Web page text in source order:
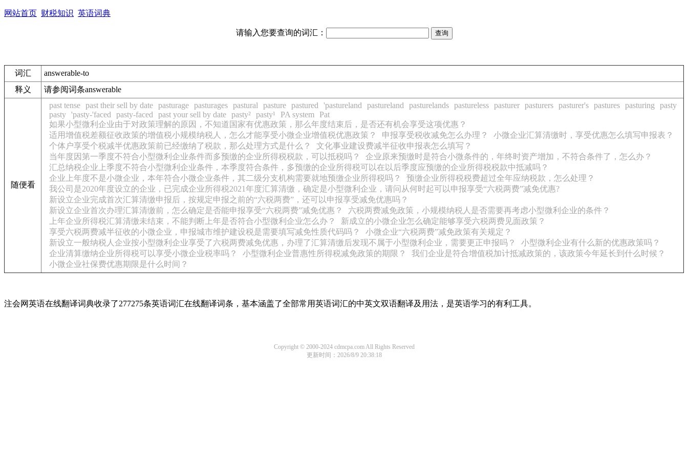
网站首页 财税知识 英语词典
请输入您要查询的词汇：
词汇
answerable-to
释义
请参阅词条answerable
随便看
past tense past their sell by date pasturage pasturages pastural pasture pastured 'pastureland pastureland pasturelands pastureless pasturer pasturers pasturer's pastures pasturing
pasty
pasty 'pasty-'faced pasty-faced past your sell by date pasty² pasty¹ PA system
Pat
如果小型微利企业由于对政策理解的原因，不知道国家有优惠政策，那么年度结束后，是否还有机会享受这项优惠？
适用增值税差额征收政策的增值税小规模纳税人，怎么才能享受小微企业增值税优惠政策？
申报享受税收减免怎么办理？
小微企业汇算清缴时，享受优惠怎么填写申报表？
个体户享受个税减半优惠政策前已经缴纳了税款，那么处理方式是什么？
文化事业建设费减半征收申报表怎么填写？
当年度因第一季度不符合小型微利企业条件而多预缴的企业所得税税款，可以抵税吗？
企业原来预缴时是符合小微条件的，年终时资产增加，不符合条件了，怎么办？
汇总纳税企业上季度不符合小型微利企业条件，本季度符合条件，多预缴的企业所得税可以在以后季度应预缴的企业所得税税款中抵减吗？
企业上年度不是小微企业，本年符合小微企业条件，其二级分支机构需要就地预缴企业所得税吗？
预缴企业所得税税费超过全年应纳税款，怎么处理？
我公司是2020年度设立的企业，已完成企业所得税2021年度汇算清缴，确定是小型微利企业，请问从何时起可以申报享受“六税两费”减免优惠?
新设立企业完成首次汇算清缴申报后，按规定申报之前的“六税两费”，还可以申报享受减免优惠吗？
新设立企业首次办理汇算清缴前，怎么确定是否能申报享受“六税两费”减免优惠？
六税两费减免政策，小规模纳税人是否需要再考虑小型微利企业的条件？
上年企业所得税汇算清缴未结束，不能判断上年是否符合小型微利企业怎么办？
新成立的小微企业怎么确定能够享受六税两费见面政策？
享受六税两费减半征收的小微企业，申报城市维护建设税是需要填写减免性质代码吗？
小微企业“六税两费”减免政策有关规定？
新设立一般纳税人企业按小型微利企业享受了六税两费减免优惠，办理了汇算清缴后发现不属于小型微利企业，需要更正申报吗？
小型微利企业有什么新的优惠政策吗？
企业清算缴纳企业所得税可以享受小微企业税率吗？
小型微利企业普惠性所得税减免政策的期限？
我们企业是符合增值税加计抵减政策的，该政策今年延长到什么时候？
小微企业社保费优惠期限是什么时间？
注会网英语在线翻译词典收录了277275条英语词汇在线翻译词条，基本涵盖了全部常用英语词汇的中英文双语翻译及用法，是英语学习的有利工具。
Copyright © 2000-2024 cdmcpa.com All Rights Reserved
更新时间：2026/8/9 20:38:18